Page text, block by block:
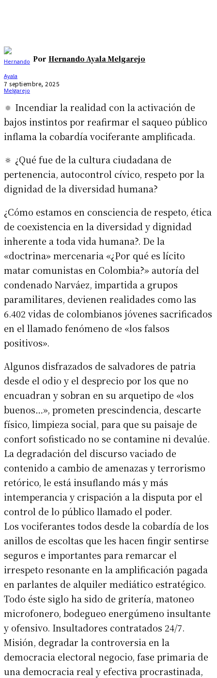
Por Hernando Ayala Melgarejo
7 septiembre, 2025
🔅 Incendiar la realidad con la activación de
bajos instintos por reafirmar el saqueo público
inflama la cobardía vociferante amplificada.
🔅 ¿Qué fue de la cultura ciudadana de
pertenencia, autocontrol cívico, respeto por la
dignidad de la diversidad humana?
¿Cómo estamos en consciencia de respeto, ética
de coexistencia en la diversidad y dignidad
inherente a toda vida humana?. De la
«doctrina» mercenaria «¿Por qué es lícito
matar comunistas en Colombia?» autoría del
condenado Narváez, impartida a grupos
paramilitares, devienen realidades como las
6.402 vidas de colombianos jóvenes sacrificados
en el llamado fenómeno de «los falsos
positivos».
Algunos disfrazados de salvadores de patria
desde el odio y el desprecio por los que no
encuadran y sobran en su arquetipo de «los
buenos…», prometen prescindencia, descarte
físico, limpieza social, para que su paisaje de
confort sofisticado no se contamine ni devalúe.
La degradación del discurso vaciado de
contenido a cambio de amenazas y terrorismo
retórico, le está insuflando más y más
intemperancia y crispación a la disputa por el
control de lo público llamado el poder.
Los vociferantes todos desde la cobardía de los
anillos de escoltas que les hacen fingir sentirse
seguros e importantes para remarcar el
irrespeto resonante en la amplificación pagada
en parlantes de alquiler mediático estratégico.
Todo éste siglo ha sido de gritería, matoneo
microfonero, bodegueo energúmeno insultante
y ofensivo. Insultadores contratados 24/7.
Misión, degradar la controversia en la
democracia electoral negocio, fase primaria de
una democracia real y efectiva procrastinada,